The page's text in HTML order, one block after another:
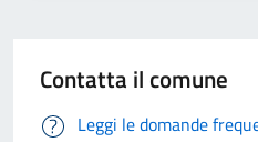
Contatta il comune
Leggi le domande